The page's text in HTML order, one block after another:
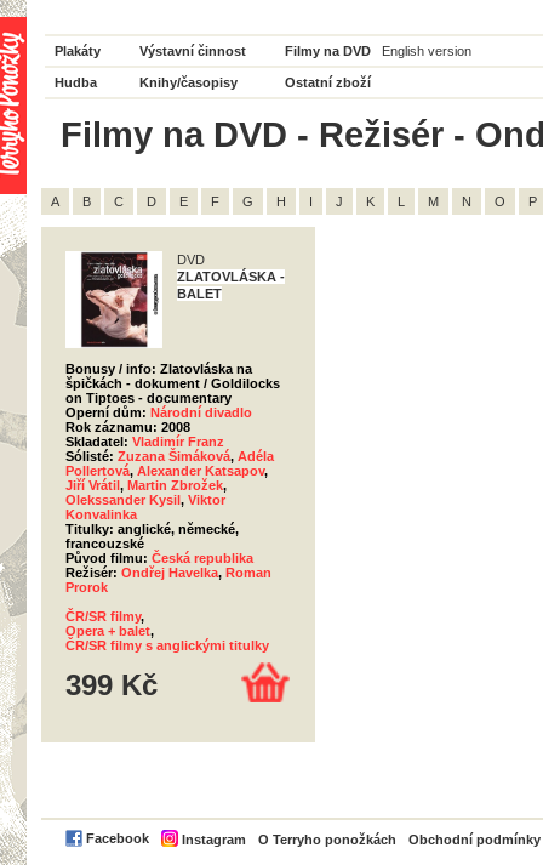
Plakáty Výstavní činnost Filmy na DVD English version
Hudba Knihy/časopisy Ostatní zboží
Filmy na DVD - Režisér -
A B C D E F G H I J K L M N O P
DVD
ZLATOVLÁSKA -
BALET
Bonusy / info: Zlatovláska na
špičkách - dokument / Goldilocks
on Tiptoes - documentary
Operní dům: Národní divadlo
Rok záznamu: 2008
Skladatel: Vladimír Franz
Sólisté: Zuzana Šimáková, Adéla
Pollertová, Alexander Katsapov,
Jiří Vrátil, Martin Zbrožek,
Olekssander Kysil, Viktor
Konvalinka
Titulky: anglické, německé,
francouzské
Původ filmu: Česká republika
Režisér: Ondřej Havelka, Roman
Prorok
ČR/SR filmy,
Opera + balet,
ČR/SR filmy s anglickými titulky
399 Kč
Facebook Instagram O Terryho ponožkách Obchodní podmínky
PayPal